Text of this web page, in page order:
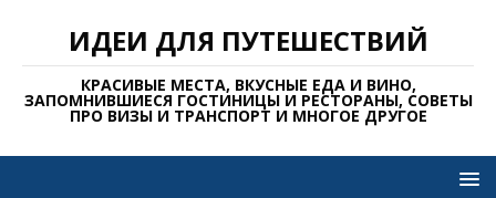
ИДЕИ ДЛЯ ПУТЕШЕСТВИЙ
КРАСИВЫЕ МЕСТА, ВКУСНЫЕ ЕДА И ВИНО,
ЗАПОМНИВШИЕСЯ ГОСТИНИЦЫ И РЕСТОРАНЫ, СОВЕТЫ
ПРО ВИЗЫ И ТРАНСПОРТ И МНОГОЕ ДРУГОЕ